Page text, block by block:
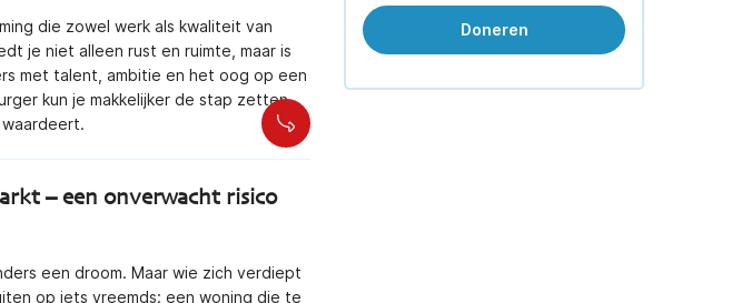
die zowel werk als kwaliteit van
je niet alleen rust en ruimte, maar is
met talent, ambitie en het oog op een
kun je makkelijker de stap zetten,
– een onverwacht risico
een droom. Maar wie zich verdiept
op iets vreemds: een woning die te
Doneren